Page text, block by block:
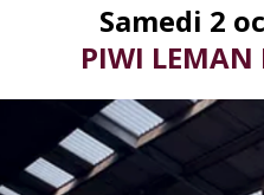
Samedi 2
PIWI LEMAN